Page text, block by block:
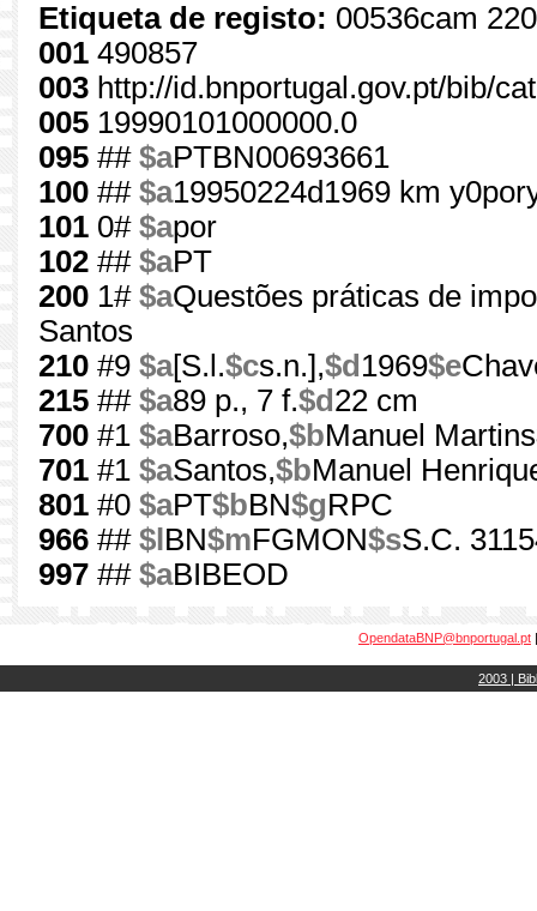
Etiqueta de registo: 00536cam
001 490857
003 http://id.bnportugal.gov.pt/bib/
005 19990101000000.0
095 ## $aPTBN00693661
100 ## $a19950224d1969 km
101 0# $apor
102 ## $aPT
200 1# $aQuestões práticas de
Santos
210 #9 $a[S.l.$cs.n.],$d 1969$e
215 ## $a89 p., 7 f.$d 22 cm
700 #1 $aBarroso,$bManuel Martins
701 #1 $aSantos,$bManuel
801 #0 $aPT$bBN$gRPC
966 ## $l BN$mFGMON$sS.C.
997 ## $aBIBEOD
OpendataBNP@bnportugal.pt
2003 |